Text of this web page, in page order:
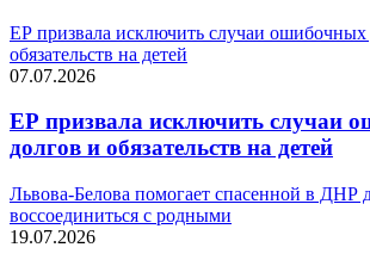
ЕР призвала исключить случаи ошибочных
обязательств на детей
07.07.2026
ЕР призвала исключить случаи
долгов и обязательств на детей
Львова-Белова помогает спасенной в ДНР
воссоединиться с родными
19.07.2026